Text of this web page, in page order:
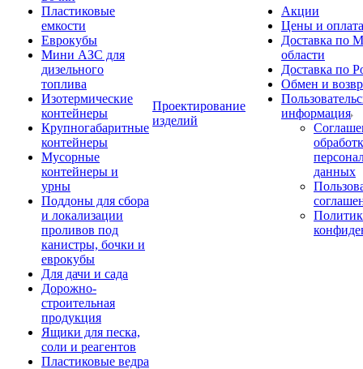
Пластиковые
емкости
Еврокубы
Мини АЗС для
дизельного
топлива
Изотермические
контейнеры
Крупногабаритные
контейнеры
Мусорные
контейнеры и
урны
Поддоны для сбора
и локализации
проливов под
канистры, бочки и
еврокубы
Для дачи и сада
Дорожно-
строительная
продукция
Ящики для песка,
соли и реагентов
Пластиковые ведра
Проектирование
изделий
Акции
Цены и оплата
Доставка по
области
Доставка по
Обмен и
информация
данных